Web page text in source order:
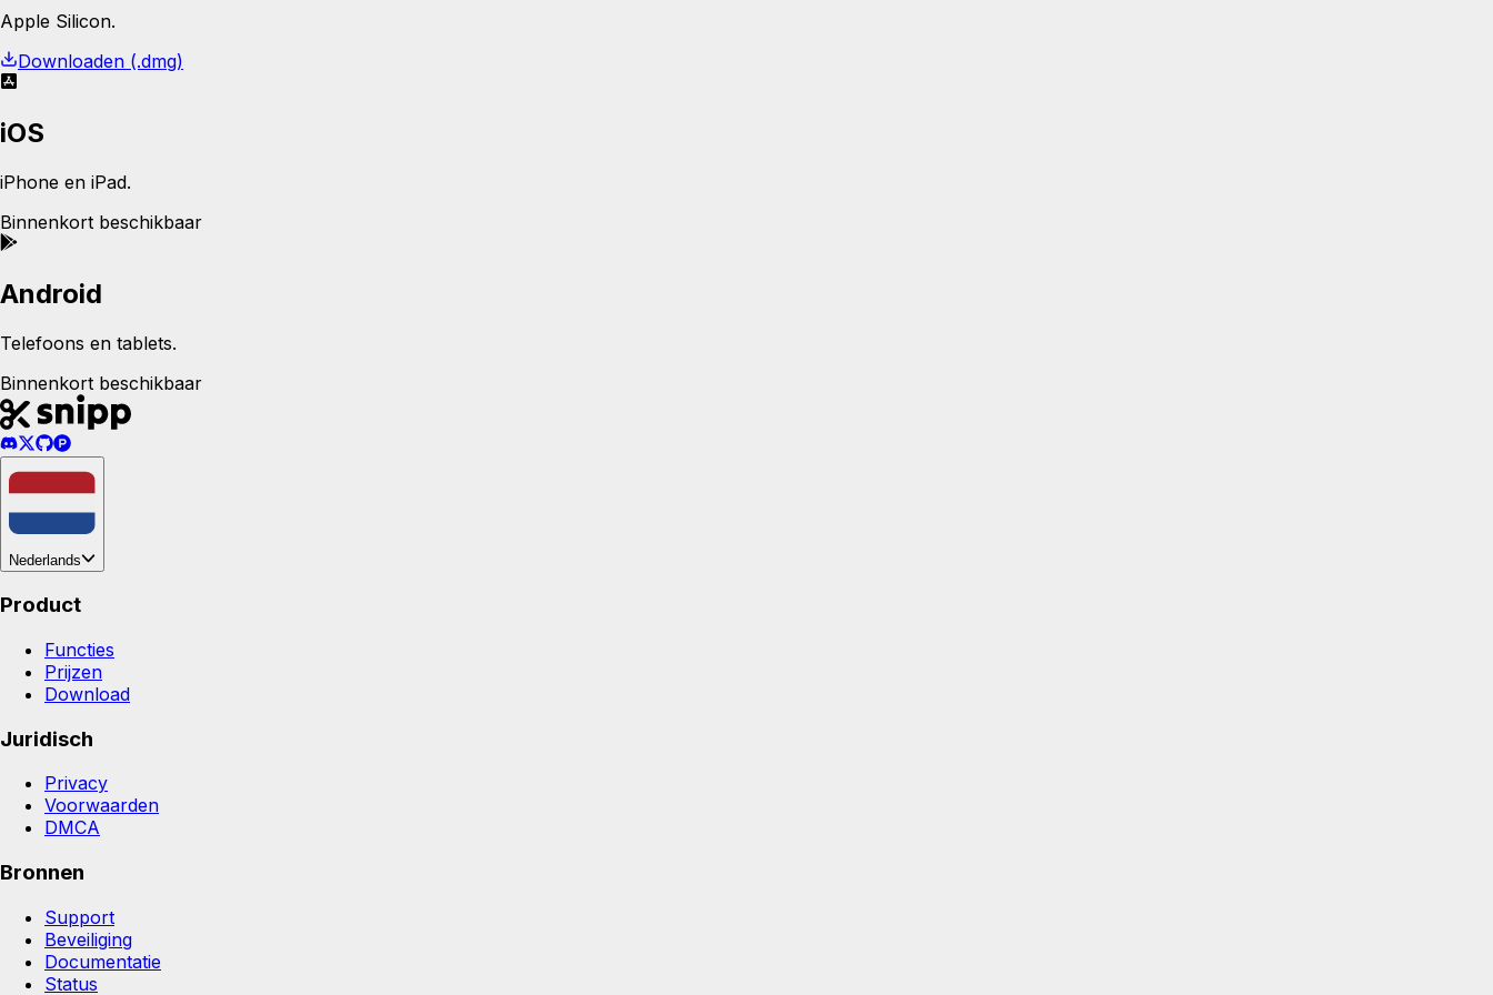
Apple Silicon.
Downloaden (.dmg)
iOS
iPhone en iPad.
Binnenkort beschikbaar
Android
Telefoons en tablets.
Binnenkort beschikbaar
Nederlands
Product
Functies
Prijzen
Download
Juridisch
Privacy
Voorwaarden
DMCA
Bronnen
Support
Beveiliging
Documentatie
Status